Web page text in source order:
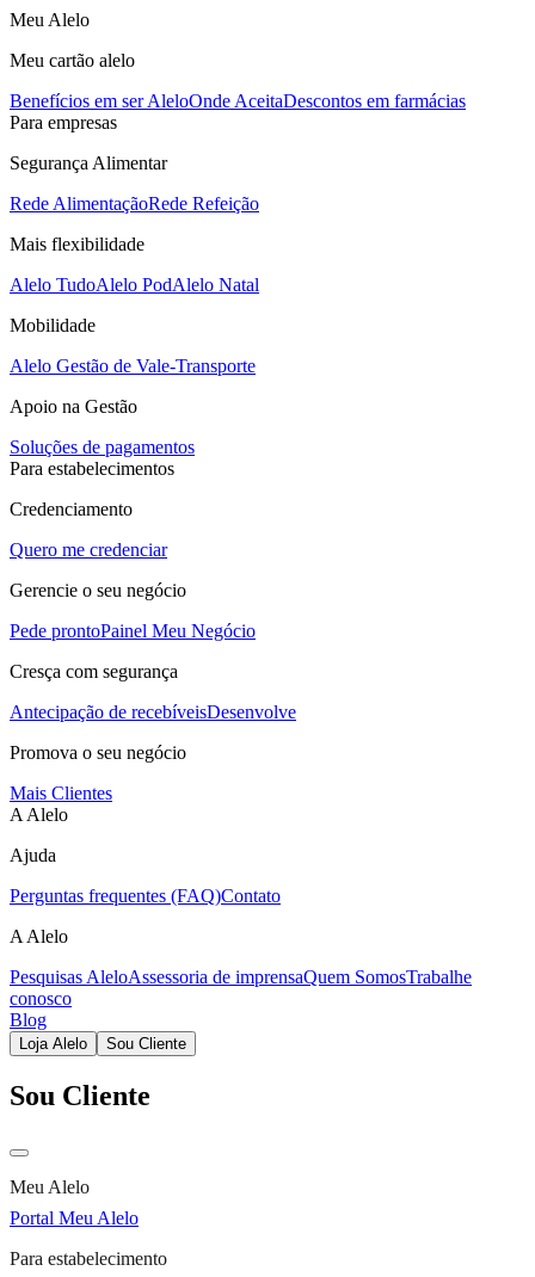
Meu Alelo
Meu cartão alelo
Benefícios em ser AleloOnde AceitaDescontos em farmácias
Para empresas
Segurança Alimentar
Rede AlimentaçãoRede Refeição
Mais flexibilidade
Alelo TudoAlelo PodAlelo Natal
Mobilidade
Alelo Gestão de Vale-Transporte
Apoio na Gestão
Soluções de pagamentos
Para estabelecimentos
Credenciamento
Quero me credenciar
Gerencie o seu negócio
Pede prontoPainel Meu Negócio
Cresça com segurança
Antecipação de recebíveisDesenvolve
Promova o seu negócio
Mais Clientes
A Alelo
Ajuda
Perguntas frequentes (FAQ)Contato
A Alelo
Pesquisas AleloAssessoria de imprensaQuem SomosTrabalhe
conosco
Blog
Loja Alelo Sou Cliente
Sou Cliente
Meu Alelo
Portal Meu Alelo
Para estabelecimento